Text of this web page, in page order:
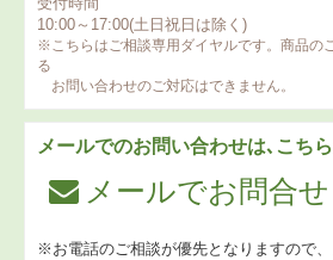
10:00～17:00(土日祝日は除く)
※こちらはご相談専用ダイヤルです。商品の
る
お問い合わせのご対応はできません。
メールでのお問い合わせは､こち
メールでお問合せ
※お電話のご相談が優先となりますので